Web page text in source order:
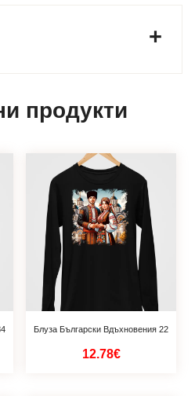
продукти
Блуза Български Вдъхновения 22
12.78€